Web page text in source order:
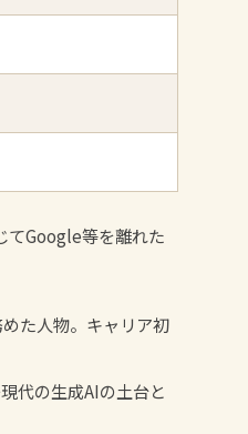
てGoogle等を離れた
た人物。キャリア初
代の生成AIの土台と